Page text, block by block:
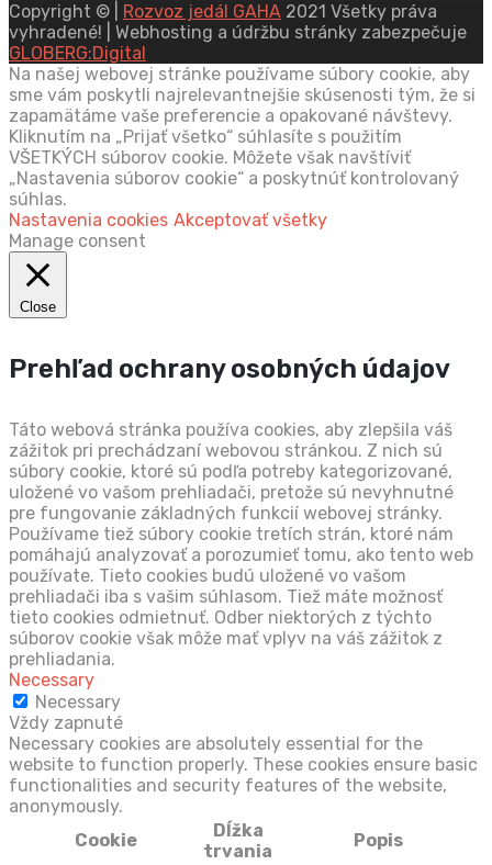
Copyright © |
Rozvoz jedál GAHA 2021 Všetky práva
vyhradené! | Webhosting a údržbu stránky zabezpečuje
GLOBERG:Digital
Na našej webovej stránke používame súbory cookie, aby
sme vám poskytli najrelevantnejšie skúsenosti tým, že si
zapamätáme vaše preferencie a opakované návštevy.
Kliknutím na „Prijať všetko“ súhlasíte s použitím
VŠETKÝCH súborov cookie. Môžete však navštíviť
„Nastavenia súborov cookie“ a poskytnúť kontrolovaný
súhlas.
Nastavenia cookies Akceptovať všetky
Manage consent
Close
Prehľad ochrany osobných údajov
Táto webová stránka používa cookies, aby zlepšila váš
zážitok pri prechádzaní webovou stránkou. Z nich sú
súbory cookie, ktoré sú podľa potreby kategorizované,
uložené vo vašom prehliadači, pretože sú nevyhnutné
pre fungovanie základných funkcií webovej stránky.
Používame tiež súbory cookie tretích strán, ktoré nám
pomáhajú analyzovať a porozumieť tomu, ako tento web
používate. Tieto cookies budú uložené vo vašom
prehliadači iba s vašim súhlasom. Tiež máte možnosť
tieto cookies odmietnuť. Odber niektorých z týchto
súborov cookie však môže mať vplyv na váš zážitok z
prehliadania.
Necessary
Necessary
Vždy zapnuté
Necessary cookies are absolutely essential for the
website to function properly. These cookies ensure basic
functionalities and security features of the website,
anonymously.
Cookie
Dĺžka
trvania
Popis